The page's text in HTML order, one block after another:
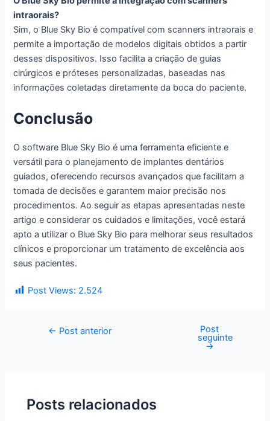
intraorais?
Sim, o Blue Sky Bio é compatível com scanners intraorais e
permite a importação de modelos digitais obtidos a partir
desses dispositivos. Isso facilita a criação de guias
cirúrgicos e próteses personalizadas, baseadas nas
informações coletadas diretamente da boca do paciente.
Conclusão
O software Blue Sky Bio é uma ferramenta eficiente e
versátil para o planejamento de implantes dentários
guiados, oferecendo recursos avançados que facilitam a
tomada de decisões e garantem maior precisão nos
procedimentos. Ao seguir as etapas apresentadas neste
artigo e considerar os cuidados e limitações, você estará
apto a utilizar o Blue Sky Bio para melhorar seus resultados
clínicos e proporcionar um tratamento de excelência aos
seus pacientes.
Post Views: 2.524
← Post anterior Post
seguinte
→
Posts relacionados